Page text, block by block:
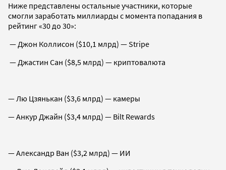
Ниже представлены остальные участники, которые
смогли заработать миллиарды с момента попадания в
рейтинг «30 до 30»:
— Джон Коллисон ($10,1 млрд) — Stripe
— Джастин Сан ($8,5 млрд) — криптовалюта
— Лю Цзянькан ($3,6 млрд) — камеры
— Анкур Джайн ($3,4 млрд) — Bilt Rewards
— Александр Ван ($3,2 млрд) — ИИ